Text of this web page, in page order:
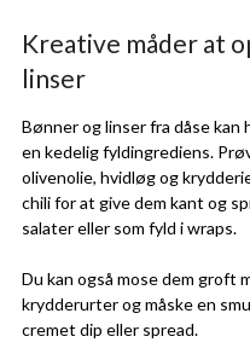
Kreative måder at
linser
Bønner og linser fra dåse
en kedelig fyldingrediens.
olivenolie, hvidløg og
chili for at give dem kant og
salater eller som fyld i wraps.
Du kan også mose dem groft
krydderurter og måske en
cremet dip eller spread.